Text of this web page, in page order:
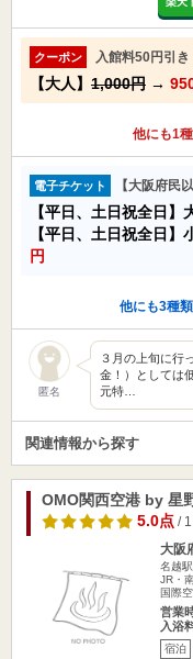
クーポン 入館料50円引き
【大人】 1,000円 →
他にも1
電子チケット 【大阪府民
【平日、土日祝全日】
【平日、土日祝全日
円
他にも3種
匿名
３月の上旬に行
金！）としては
元特…
関連情報から探す
OMO関西空港 by 星
5.0点/ 1
大阪
名越
JR・
国際
営業
入浴
宿泊